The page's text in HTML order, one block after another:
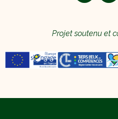
Projet soutenu et